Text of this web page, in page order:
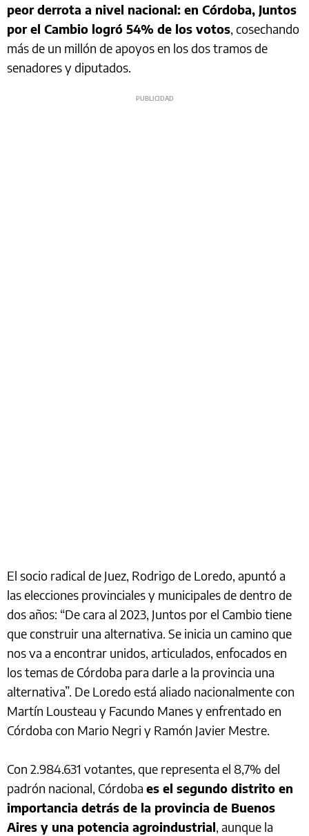
peor derrota a nivel nacional: en Córdoba, Juntos
por el Cambio logró 54% de los votos, cosechando
más de un millón de apoyos en los dos tramos de
senadores y diputados.
El socio radical de Juez, Rodrigo de Loredo, apuntó a
las elecciones provinciales y municipales de dentro de
dos años: “De cara al 2023, Juntos por el Cambio tiene
que construir una alternativa. Se inicia un camino que
nos va a encontrar unidos, articulados, enfocados en
los temas de Córdoba para darle a la provincia una
alternativa”. De Loredo está aliado nacionalmente con
Martín Lousteau y Facundo Manes y enfrentado en
Córdoba con Mario Negri y Ramón Javier Mestre.
Con 2.984.631 votantes, que representa el 8,7% del
padrón nacional, Córdoba es el segundo distrito en
importancia detrás de la provincia de Buenos
Aires y una potencia agroindustrial, aunque la